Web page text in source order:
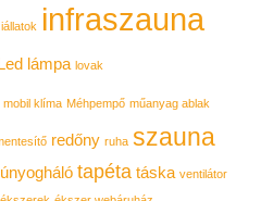
infraszauna
Led lámpa lovak
mobil klíma Méhpempő műanyag ablak
redőny ruha szauna
tapéta táska ventilátor